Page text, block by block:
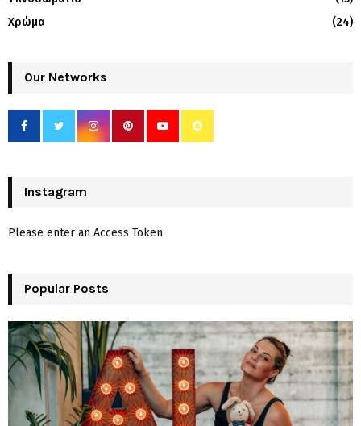
Χρώμα
(24)
Our Networks
Instagram
Please enter an Access Token
Popular Posts